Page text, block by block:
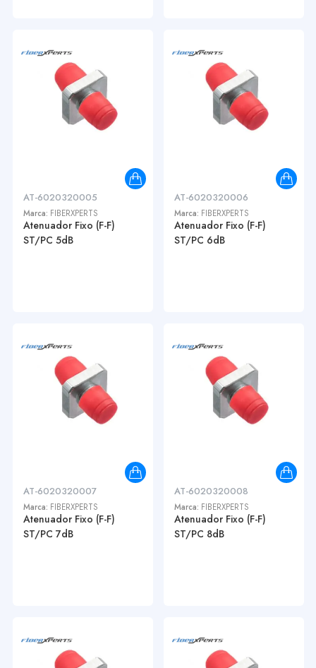
AT-6020320005
Marca: FIBERXPERTS
Atenuador Fixo (F-F)
ST/PC 5dB
AT-6020320006
Marca: FIBERXPERTS
Atenuador Fixo (F-F)
ST/PC 6dB
AT-6020320007
Marca: FIBERXPERTS
Atenuador Fixo (F-F)
ST/PC 7dB
AT-6020320008
Marca: FIBERXPERTS
Atenuador Fixo (F-F)
ST/PC 8dB